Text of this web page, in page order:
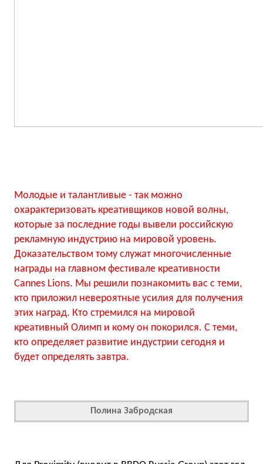
Молодые и талантливые - так можно
охарактеризовать креативщиков новой волны,
которые за последние годы вывели российскую
рекламную индустрию на мировой уровень.
Доказательством тому служат многочисленные
награды на главном фестивале креативности
Cannes Lions. Мы решили познакомить вас с теми,
кто приложил невероятные усилия для получения
этих наград. Кто стремился на мировой
креативный Олимп и кому он покорился. С теми,
кто определяет развитие индустрии сегодня и
будет определять завтра.
Полина Забродская